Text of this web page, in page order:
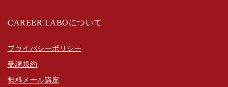
CAREER LABOについて
プライバシーポリシー
受講規約
無料メール講座